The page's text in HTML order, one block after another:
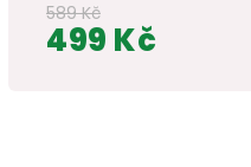
589 Kč
499 Kč